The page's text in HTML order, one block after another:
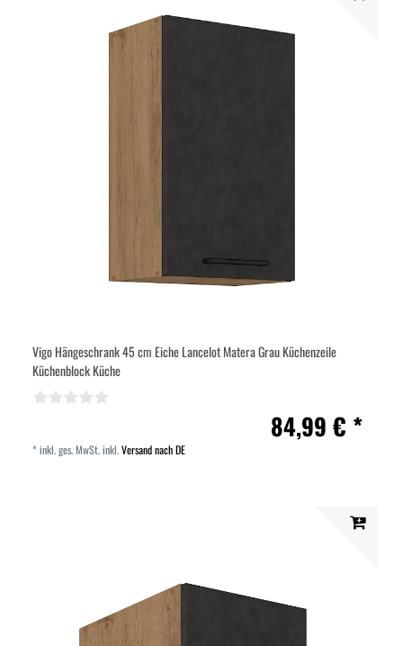
Vigo Hängeschrank 45 cm Eiche Lancelot Matera Grau Küchenzeile
Küchenblock Küche
84,99 € *
*inkl. ges. MwSt.inkl.Versand nach DE